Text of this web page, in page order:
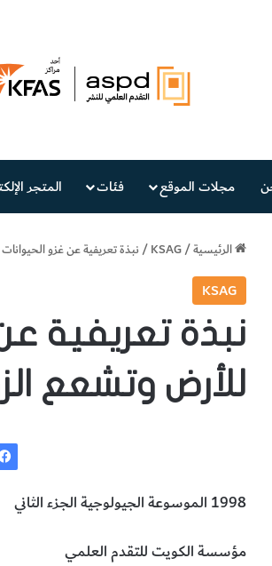
مجلات الموقع فئات المتجر
الرئيسية/
KSAG
/نبذة تعريفية عن غزو
KSAG
نبذة تعريفية عن
للأرض وتشعع
1998 الموسوعة الجيولوجية الجزء الثاني
مؤسسة الكويت للتقدم العلمي